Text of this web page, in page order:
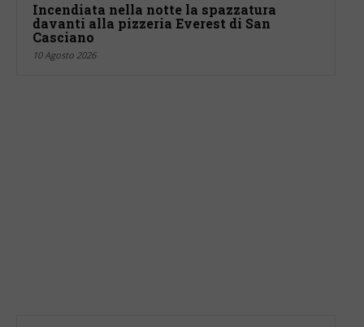
Incendiata nella notte la spazzatura
davanti alla pizzeria Everest di San
Casciano
10 Agosto 2026